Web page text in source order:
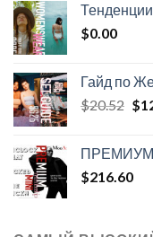
$0.00
Гайд по
$20.52 $
ПРЕМИУМ
$216.60